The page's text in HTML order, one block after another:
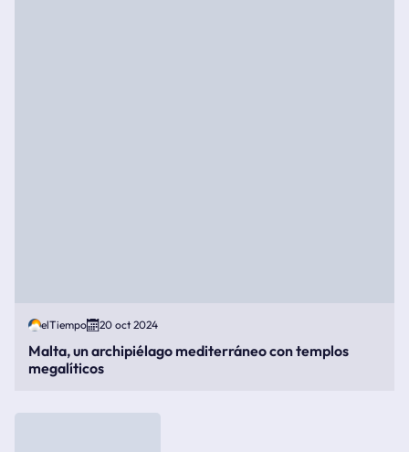
elTiempo 20 oct 2024
Malta, un archipiélago mediterráneo con templos
megalíticos